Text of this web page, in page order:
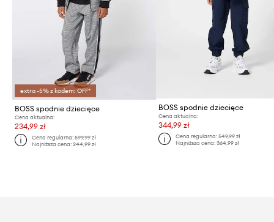
extra -5% z kodem: OFF*
BOSS spodnie dziecięce
Cena aktualna:
234,99 zł
Cena regularna:599,99 zł
Najniższa cena:244,99 zł
BOSS spodnie dziecięce
Cena aktualna:
344,99 zł
Cena regularna: 549,99 zł
Najniższa cena: 364,99 zł